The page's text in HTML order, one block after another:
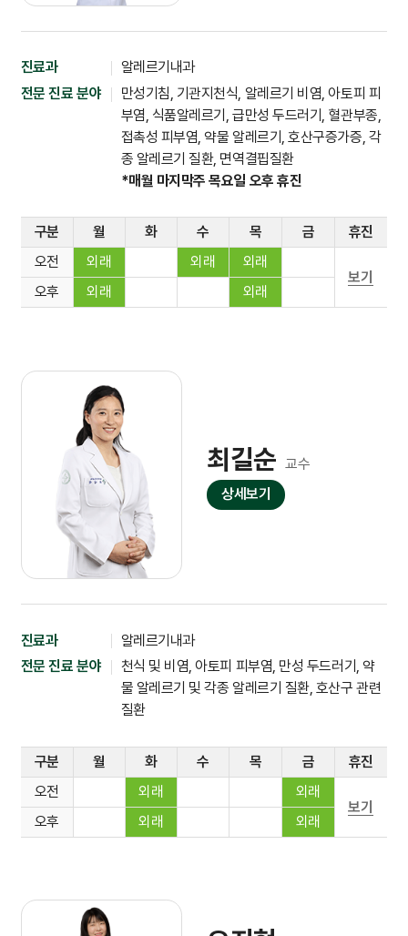
진료과
알레르기내과
전문 진료 분야
만성기침, 기관지천식, 알레르기 비염, 아토피 피
부염, 식품알레르기, 급만성 두드러기, 혈관부종,
접촉성 피부염, 약물 알레르기, 호산구증가증, 각
종 알레르기 질환, 면역결핍질환
*매월 마지막주 목요일 오후 휴진
구분 월 화 수 목 금
휴진
오전
외래 외래
외래
보기
오후
외래 외래
최길순 교수
상세보기
진료과
알레르기내과
전문 진료 분야
천식 및 비염, 아토피 피부염, 만성 두드러기, 약
물 알레르기 및 각종 알레르기 질환, 호산구 관련
질환
구분 월 화 수 목 금
휴진
오전
외래
외래
보기
오후
외래 외래